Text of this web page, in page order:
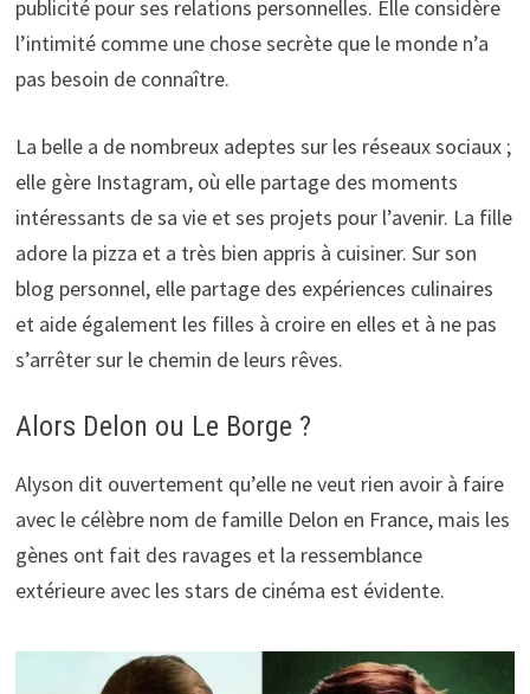
publicité pour ses relations personnelles. Elle considère
l’intimité comme une chose secrète que le monde n’a
pas besoin de connaître.
La belle a de nombreux adeptes sur les réseaux sociaux ;
elle gère Instagram, où elle partage des moments
intéressants de sa vie et ses projets pour l’avenir. La fille
adore la pizza et a très bien appris à cuisiner. Sur son
blog personnel, elle partage des expériences culinaires
et aide également les filles à croire en elles et à ne pas
s’arrêter sur le chemin de leurs rêves.
Alors Delon ou Le Borge ?
Alyson dit ouvertement qu’elle ne veut rien avoir à faire
avec le célèbre nom de famille Delon en France, mais les
gènes ont fait des ravages et la ressemblance
extérieure avec les stars de cinéma est évidente.